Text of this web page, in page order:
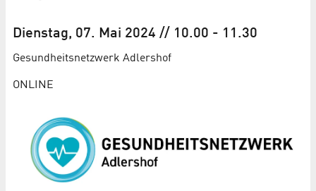
Dienstag, 07. Mai 2024 // 10.00 - 11.30
Gesundheits­netzwerk Adlershof
ONLINE